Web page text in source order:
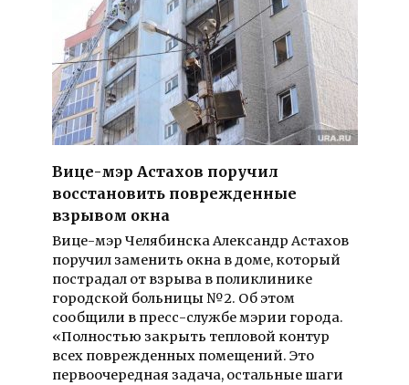
Вице-мэр Астахов поручил
восстановить поврежденные
взрывом окна
Вице-мэр Челябинска Александр Астахов
поручил заменить окна в доме, который
пострадал от взрыва в поликлинике
городской больницы №2. Об этом
сообщили в пресс-службе мэрии города.
«Полностью закрыть тепловой контур
всех поврежденных помещений. Это
первоочередная задача, остальные шаги